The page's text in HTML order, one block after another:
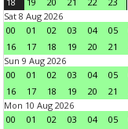
Sat 8 Aug 2026
00
01 02 03 04 05
16
17 18 19 20 21
Sun 9 Aug 2026
00
01 02 03 04 05
16
17 18 19 20 21
Mon 10 Aug 2026
00
01 02 03 04 05